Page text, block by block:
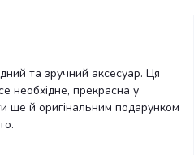
та зручний аксесуар. Ця
необхідне, прекрасна у
ще й оригінальним подарунком